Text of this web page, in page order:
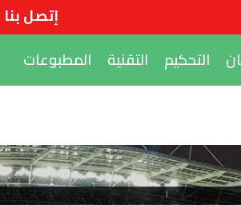
إتصل بنا
التحكيم التقنية المطبوعات
|